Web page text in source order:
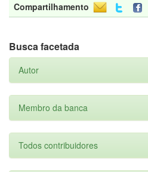
Compartilhamento
Busca facetada
Autor
Membro da banca
Todos contribuidores